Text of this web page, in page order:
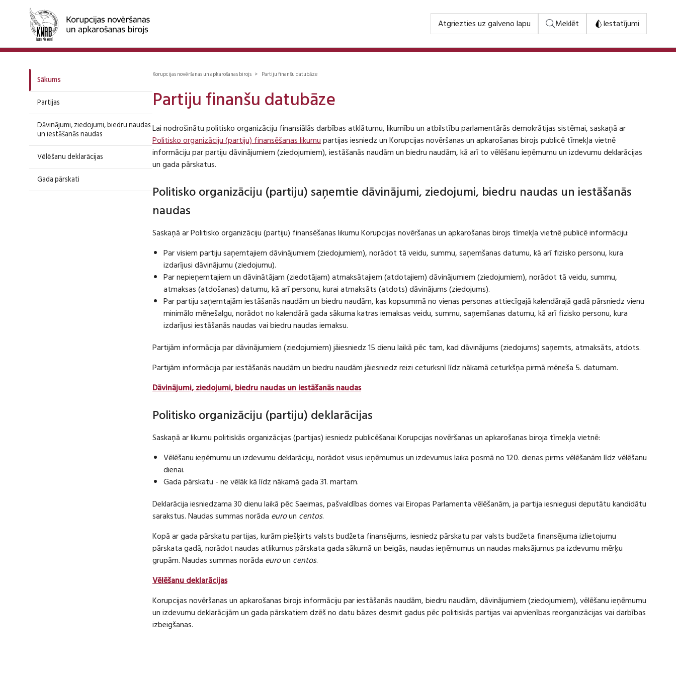
Atgriezties uz galveno lapu Meklēt Iestatījumi
Sākums
Partijas
Dāvinājumi, ziedojumi, biedru naudas
un iestāšanās naudas
Vēlēšanu deklarācijas
Gada pārskati
Korupcijas novēršanas un apkarošanas birojs > Partiju finanšu datubāze
Partiju finanšu datubāze
Lai nodrošinātu politisko organizāciju finansiālās darbības atklātumu, likumību un atbilstību parlamentārās demokrātijas sistēmai, saskaņā ar
Politisko organizāciju (partiju) finansēšanas likumupartijas iesniedz un Korupcijas novēršanas un apkarošanas birojs publicē tīmekļa vietnē
informāciju par partiju dāvinājumiem (ziedojumiem), iestāšanās naudām un biedru naudām, kā arī to vēlēšanu ieņēmumu un izdevumu deklarācijas
un gada pārskatus.
Politisko organizāciju (partiju) saņemtie dāvinājumi, ziedojumi, biedru naudas un iestāšanās
naudas
Saskaņā ar Politisko organizāciju (partiju) finansēšanas likumu Korupcijas novēršanas un apkarošanas birojs tīmekļa vietnē publicē informāciju:
Par visiem partiju saņemtajiem dāvinājumiem (ziedojumiem), norādot tā veidu, summu, saņemšanas datumu, kā arī fizisko personu, kura
izdarījusi dāvinājumu (ziedojumu).
Par nepieņemtajiem un dāvinātājam (ziedotājam) atmaksātajiem (atdotajiem) dāvinājumiem (ziedojumiem), norādot tā veidu, summu,
atmaksas (atdošanas) datumu, kā arī personu, kurai atmaksāts (atdots) dāvinājums (ziedojums).
Par partiju saņemtajām iestāšanās naudām un biedru naudām, kas kopsummā no vienas personas attiecīgajā kalendārajā gadā pārsniedz vienu
minimālo mēnešalgu, norādot no kalendārā gada sākuma katras iemaksas veidu, summu, saņemšanas datumu, kā arī fizisko personu, kura
izdarījusi iestāšanās naudas vai biedru naudas iemaksu.
Partijām informācija par dāvinājumiem (ziedojumiem) jāiesniedz 15 dienu laikā pēc tam, kad dāvinājums (ziedojums) saņemts, atmaksāts, atdots.
Partijām informācija par iestāšanās naudām un biedru naudām jāiesniedz reizi ceturksnī līdz nākamā ceturkšņa pirmā mēneša 5. datumam.
Dāvinājumi, ziedojumi, biedru naudas un iestāšanās naudas
Politisko organizāciju (partiju) deklarācijas
Saskaņā ar likumu politiskās organizācijas (partijas) iesniedz publicēšanai Korupcijas novēršanas un apkarošanas biroja tīmekļa vietnē:
Vēlēšanu ieņēmumu un izdevumu deklarāciju, norādot visus ieņēmumus un izdevumus laika posmā no 120. dienas pirms vēlēšanām līdz vēlēšanu
dienai.
Gada pārskatu - ne vēlāk kā līdz nākamā gada 31. martam.
Deklarācija iesniedzama 30 dienu laikā pēc Saeimas, pašvaldības domes vai Eiropas Parlamenta vēlēšanām, ja partija iesniegusi deputātu kandidātu
sarakstus. Naudas summas norāda euroun centos.
Kopā ar gada pārskatu partijas, kurām piešķirts valsts budžeta finansējums, iesniedz pārskatu par valsts budžeta finansējuma izlietojumu
pārskata gadā, norādot naudas atlikumus pārskata gada sākumā un beigās, naudas ieņēmumus un naudas maksājumus pa izdevumu mērķu
grupām. Naudas summas norāda euroun centos.
Vēlēšanu deklarācijas
Korupcijas novēršanas un apkarošanas birojs informāciju par iestāšanās naudām, biedru naudām, dāvinājumiem (ziedojumiem), vēlēšanu ieņēmumu
un izdevumu deklarācijām un gada pārskatiem dzēš no datu bāzes desmit gadus pēc politiskās partijas vai apvienības reorganizācijas vai darbības
izbeigšanas.